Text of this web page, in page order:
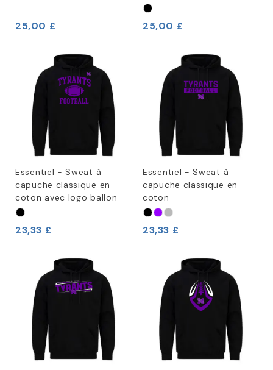
25,00 £ 25,00 £
Essentiel - Sweat à
capuche classique en
coton avec logo ballon
23,33 £
Essentiel - Sweat à
capuche classique en
coton
23,33 £